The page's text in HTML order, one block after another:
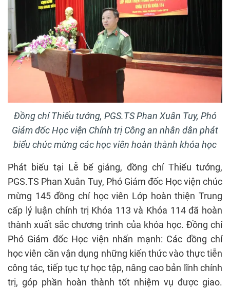
Đồng chí Thiếu tướng, PGS.TS Phan Xuân Tuy, Phó
Giám đốc Học viện Chính trị Công an nhân dân phát
biểu chúc mừng các học viên hoàn thành khóa học
Phát biểu tại Lễ bế giảng, đồng chí Thiếu tướng,
PGS.TS Phan Xuân Tuy, Phó Giám đốc Học viện chúc
mừng 145 đồng chí học viên Lớp hoàn thiện Trung
cấp lý luận chính trị Khóa 113 và Khóa 114 đã hoàn
thành xuất sắc chương trình của khóa học. Đồng chí
Phó Giám đốc Học viện nhấn mạnh: Các đồng chí
học viên cần vận dụng những kiến thức vào thực tiễn
công tác, tiếp tục tự học tập, nâng cao bản lĩnh chính
trị, góp phần hoàn thành tốt nhiệm vụ được giao.